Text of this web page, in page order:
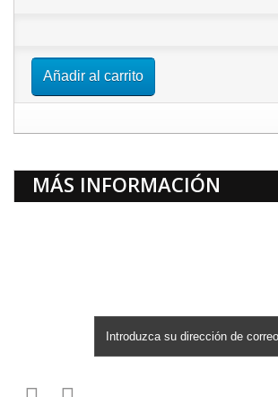
Añadir al carrito
MÁS INFORMACIÓN